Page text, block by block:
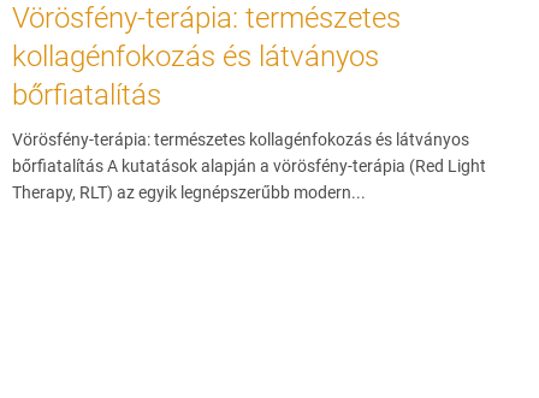
Vörösfény-terápia: természetes
kollagénfokozás és látványos
bőrfiatalítás
Vörösfény-terápia: természetes kollagénfokozás és látványos
bőrfiatalítás A kutatások alapján a vörösfény-terápia (Red Light
Therapy, RLT) az egyik legnépszerűbb modern...